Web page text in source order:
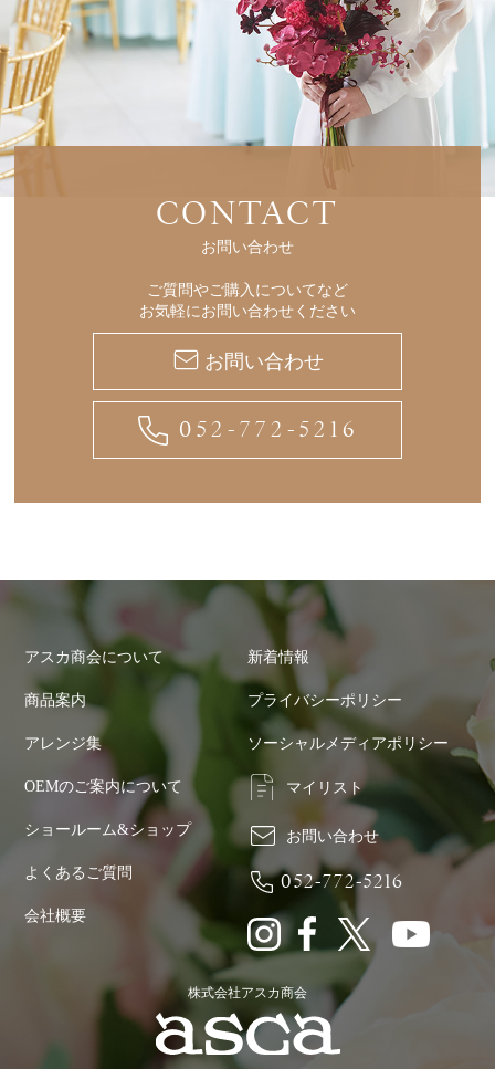
CONTACT
お問い合わせ
ご質問やご購入についてなど
お気軽にお問い合わせください
お問い合わせ
052-772-5216
アスカ商会について
商品案内
アレンジ集
OEMのご案内について
ショールーム&ショップ
よくあるご質問
会社概要
新着情報
プライバシーポリシー
ソーシャルメディアポリシー
マイリスト
お問い合わせ
052-772-5216
株式会社アスカ商会